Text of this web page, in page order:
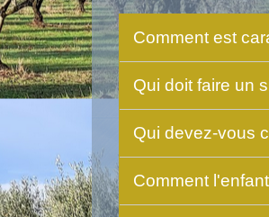
Comment est
Qui doit faire un
Qui devez-vous
Comment